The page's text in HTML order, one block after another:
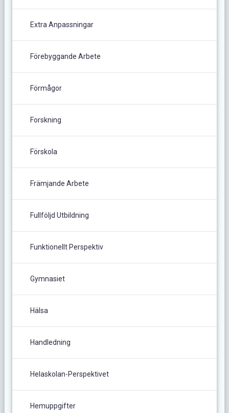
Extra Anpassningar
Förebyggande Arbete
Förmågor
Forskning
Förskola
Främjande Arbete
Fullföljd Utbildning
Funktionellt Perspektiv
Gymnasiet
Hälsa
Handledning
Helaskolan-Perspektivet
Hemuppgifter